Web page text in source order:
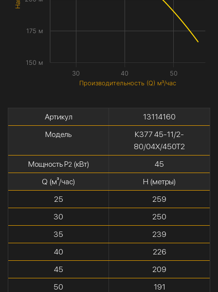
Производительность (Q) м³/час
30 40 50
150 м
175 м
Артикул
13114160
Модель
К377 45-11/2-
80/04Х/450Т2
Мощность P2(кВт)
45
Q (м³/час)
H (метры)
25
259
30
250
35
239
40
226
45
209
50
191